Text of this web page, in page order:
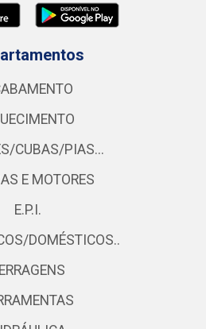
CUBAS/PIAS...
E MOTORES
E.P.I.
DOMÉSTICOS..